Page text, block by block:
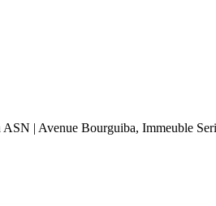
| Avenue Bourguiba, Immeuble